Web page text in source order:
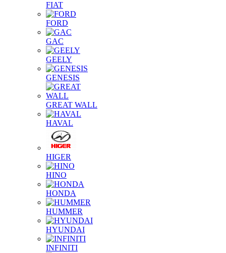
FIAT
FORD
GAC
GEELY
GENESIS
GREAT WALL
HAVAL
HIGER
HINO
HONDA
HUMMER
HYUNDAI
INFINITI